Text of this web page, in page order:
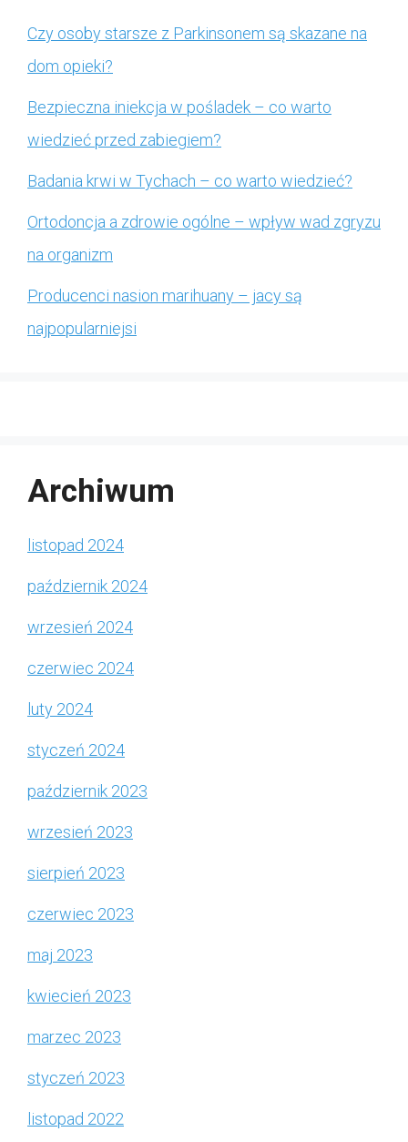
Czy osoby starsze z Parkinsonem są skazane na
dom opieki?
Bezpieczna iniekcja w pośladek – co warto
wiedzieć przed zabiegiem?
Badania krwi w Tychach – co warto wiedzieć?
Ortodoncja a zdrowie ogólne – wpływ wad zgryzu
na organizm
Producenci nasion marihuany – jacy są
najpopularniejsi
Archiwum
listopad 2024
październik 2024
wrzesień 2024
czerwiec 2024
luty 2024
styczeń 2024
październik 2023
wrzesień 2023
sierpień 2023
czerwiec 2023
maj 2023
kwiecień 2023
marzec 2023
styczeń 2023
listopad 2022